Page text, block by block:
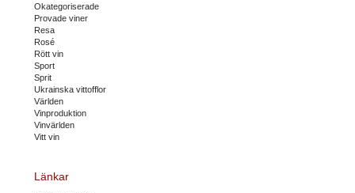
Okategoriserade
Provade viner
Resa
Rosé
Rött vin
Sport
Sprit
Ukrainska vittofflor
Världen
Vinproduktion
Vinvärlden
Vitt vin
Länkar